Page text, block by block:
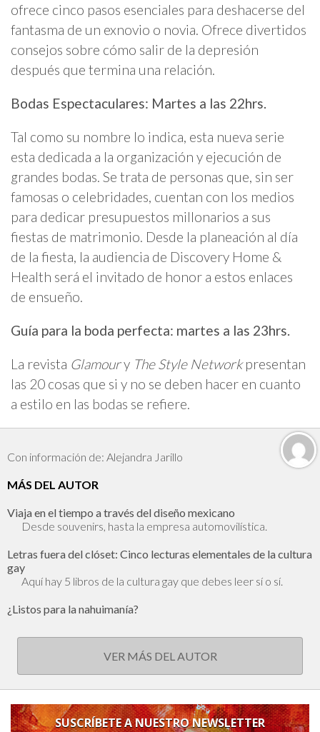
ofrece cinco pasos esenciales para deshacerse del
fantasma de un exnovio o novia. Ofrece divertidos
consejos sobre cómo salir de la depresión
después que termina una relación.
Bodas Espectaculares: Martes a las 22hrs.
Tal como su nombre lo indica, esta nueva serie
esta dedicada a la organización y ejecución de
grandes bodas. Se trata de personas que, sin ser
famosas o celebridades, cuentan con los medios
para dedicar presupuestos millonarios a sus
fiestas de matrimonio. Desde la planeación al día
de la fiesta, la audiencia de Discovery Home &
Health será el invitado de honor a estos enlaces
de ensueño.
Guía para la boda perfecta: martes a las 23hrs.
La revista Glamoury The Style Networkpresentan
las 20 cosas que si y no se deben hacer en cuanto
a estilo en las bodas se refiere.
Con información de: Alejandra Jarillo
MÁS DEL AUTOR
Viaja en el tiempo a través del diseño mexicano
Desde souvenirs, hasta la empresa automovilística.
Letras fuera del clóset: Cinco lecturas elementales de la cultura
gay
Aquí hay 5 libros de la cultura gay que debes leer sí o sí.
¿Listos para la nahuimanía?
VER MÁS DEL AUTOR
SUSCRÍBETE A NUESTRO NEWSLETTER